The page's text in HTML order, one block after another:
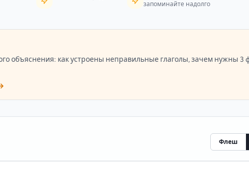
запоминайте надолго
объяснения: как устроены неправильные глаголы, зачем нужны 3
Флеш